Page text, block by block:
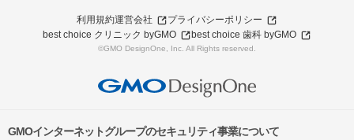
利用規約運営会社
プライバシーポリシー
best choice クリニック byGMO
best choice 歯科 byGMO
©GMO DesignOne, Inc. All Rights reserved.
GMOインターネットグループのセキュリティ事業について